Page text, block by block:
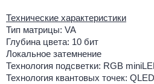
Технические характеристики
Тип матрицы: VA
Глубина цвета: 10 бит
Локальное затемнение
Технология подсветки: RGB
Технология квантовых точек: QLED